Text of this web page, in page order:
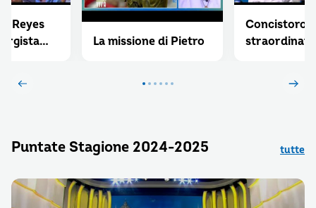
La missione di Pietro
Concistoro
Reyes
Puntate Stagione 2024-2025 tutte